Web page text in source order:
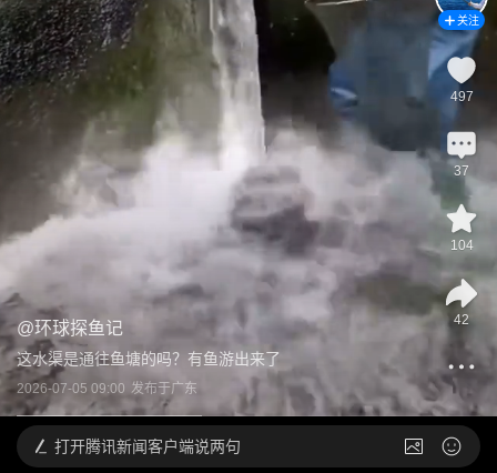
@环球探鱼记
这水渠是通往鱼塘的吗？有鱼游出来了
2026-07-05 09:00 发布于广东
关注
497
37
104
42
打开腾讯新闻客户端说两句